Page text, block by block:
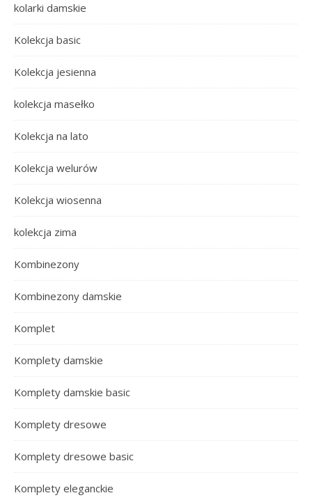
kolarki damskie
Kolekcja basic
Kolekcja jesienna
kolekcja masełko
Kolekcja na lato
Kolekcja welurów
Kolekcja wiosenna
kolekcja zima
Kombinezony
Kombinezony damskie
Komplet
Komplety damskie
Komplety damskie basic
Komplety dresowe
Komplety dresowe basic
Komplety eleganckie